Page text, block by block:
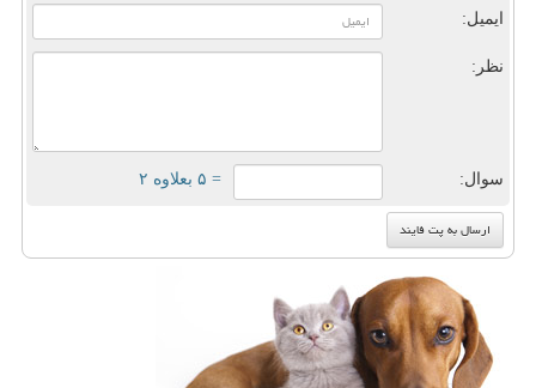
ایمیل:
نظر:
سوال: = ۵ بعلاوه ۲